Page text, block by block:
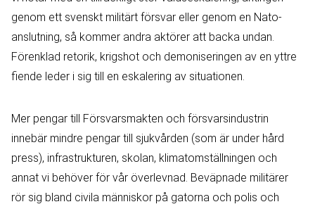
genom ett svenskt militärt försvar eller genom en Nato-
anslutning, så kommer andra aktörer att backa undan.
Förenklad retorik, krigshot och demoniseringen av en yttre
fiende leder i sig till en eskalering av situationen.
Mer pengar till Försvarsmakten och försvarsindustrin
innebär mindre pengar till sjukvården (som är under hård
press), infrastrukturen, skolan, klimatomställningen och
annat vi behöver för vår överlevnad. Beväpnade militärer
rör sig bland civila människor på gatorna och polis och